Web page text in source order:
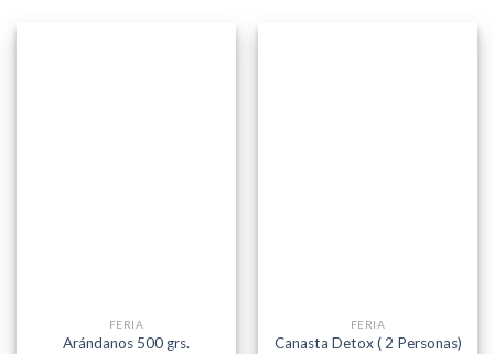
FERIA
Arándanos 500 grs.
FERIA
Canasta Detox ( 2 Personas)